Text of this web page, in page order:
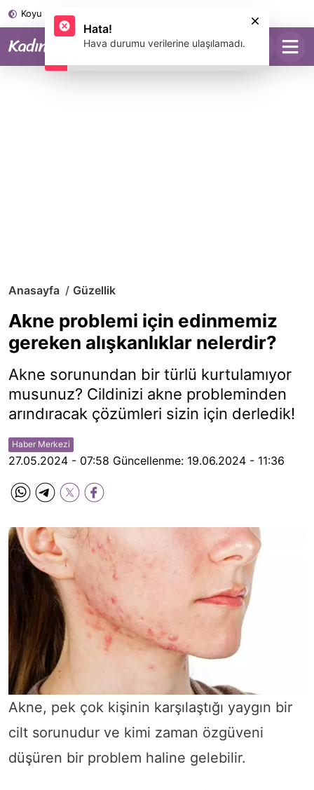
Koyu Mod
Anasayfa Güzellik
Akne problemi için edinmemiz
gereken alışkanlıklar nelerdir?
Akne sorunundan bir türlü kurtulamıyor
musunuz? Cildinizi akne probleminden
arındıracak çözümleri sizin için derledik!
Haber Merkezi
27.05.2024 - 07:58 Güncellenme: 19.06.2024 - 11:36
Akne, pek çok kişinin karşılaştığı yaygın bir
cilt sorunudur ve kimi zaman özgüveni
düşüren bir problem haline gelebilir.